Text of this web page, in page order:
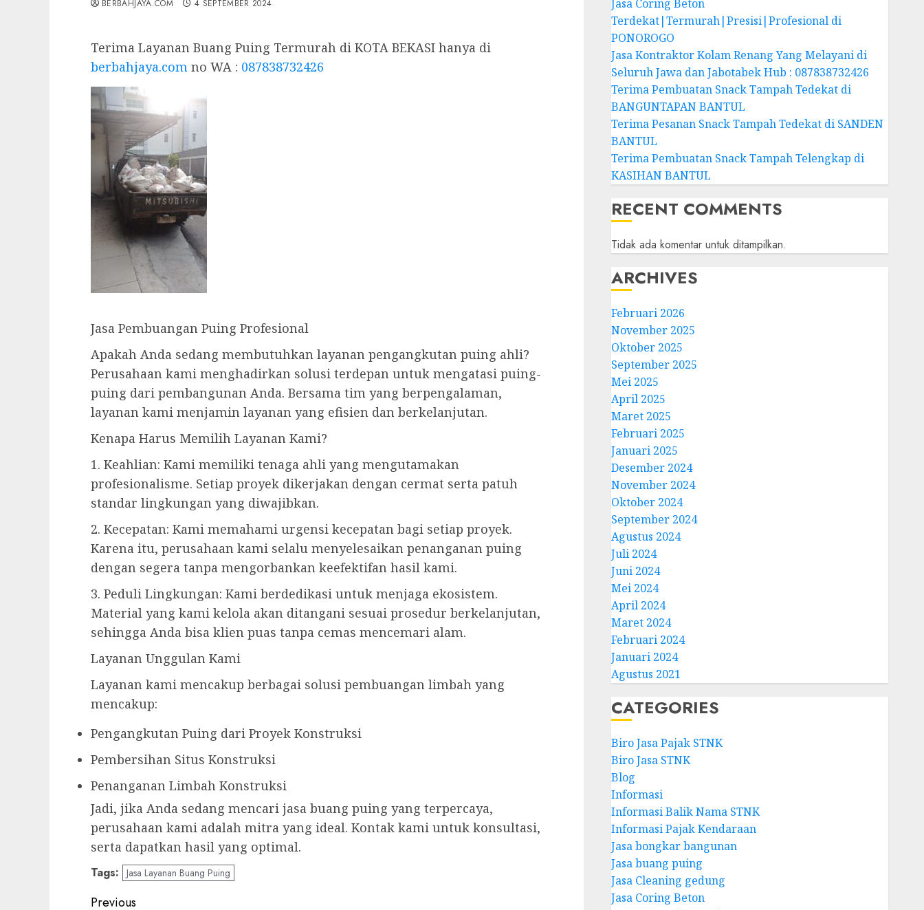
BERBAHJAYA.COM 4 SEPTEMBER 2024
Terima Layanan Buang Puing Termurah di KOTA BEKASI hanya di
berbahjaya.com no WA : 087838732426
Jasa Pembuangan Puing Profesional
Apakah Anda sedang membutuhkan layanan pengangkutan puing ahli?
Perusahaan kami menghadirkan solusi terdepan untuk mengatasi puing-
puing dari pembangunan Anda. Bersama tim yang berpengalaman,
layanan kami menjamin layanan yang efisien dan berkelanjutan.
Kenapa Harus Memilih Layanan Kami?
1. Keahlian: Kami memiliki tenaga ahli yang mengutamakan
profesionalisme. Setiap proyek dikerjakan dengan cermat serta patuh
standar lingkungan yang diwajibkan.
2. Kecepatan: Kami memahami urgensi kecepatan bagi setiap proyek.
Karena itu, perusahaan kami selalu menyelesaikan penanganan puing
dengan segera tanpa mengorbankan keefektifan hasil kami.
3. Peduli Lingkungan: Kami berdedikasi untuk menjaga ekosistem.
Material yang kami kelola akan ditangani sesuai prosedur berkelanjutan,
sehingga Anda bisa klien puas tanpa cemas mencemari alam.
Layanan Unggulan Kami
Layanan kami mencakup berbagai solusi pembuangan limbah yang
mencakup:
Pengangkutan Puing dari Proyek Konstruksi
Pembersihan Situs Konstruksi
Penanganan Limbah Konstruksi
Jadi, jika Anda sedang mencari jasa buang puing yang terpercaya,
perusahaan kami adalah mitra yang ideal. Kontak kami untuk konsultasi,
serta dapatkan hasil yang optimal.
Tags: Jasa Layanan Buang Puing
Post
Previous
Jasa Coring Beton
Terdekat|Termurah|Presisi|Profesional di
PONOROGO
Jasa Kontraktor Kolam Renang Yang Melayani di
Seluruh Jawa dan Jabotabek Hub : 087838732426
Terima Pembuatan Snack Tampah Tedekat di
BANGUNTAPAN BANTUL
Terima Pesanan Snack Tampah Tedekat di SANDEN
BANTUL
Terima Pembuatan Snack Tampah Telengkap di
KASIHAN BANTUL
RECENT COMMENTS
Tidak ada komentar untuk ditampilkan.
ARCHIVES
Februari 2026
November 2025
Oktober 2025
September 2025
Mei 2025
April 2025
Maret 2025
Februari 2025
Januari 2025
Desember 2024
November 2024
Oktober 2024
September 2024
Agustus 2024
Juli 2024
Juni 2024
Mei 2024
April 2024
Maret 2024
Februari 2024
Januari 2024
Agustus 2021
CATEGORIES
Biro Jasa Pajak STNK
Biro Jasa STNK
Blog
Informasi
Informasi Balik Nama STNK
Informasi Pajak Kendaraan
Jasa bongkar bangunan
Jasa buang puing
Jasa Cleaning gedung
Jasa Coring Beton